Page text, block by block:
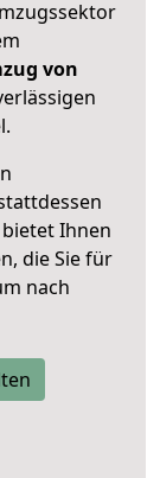
von
bietet Ihnen
die Sie für
nach